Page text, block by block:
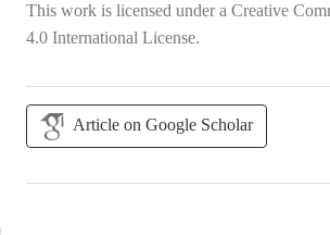
This work is licensed under a Creative
4.0 International License.
Article on Google Scholar